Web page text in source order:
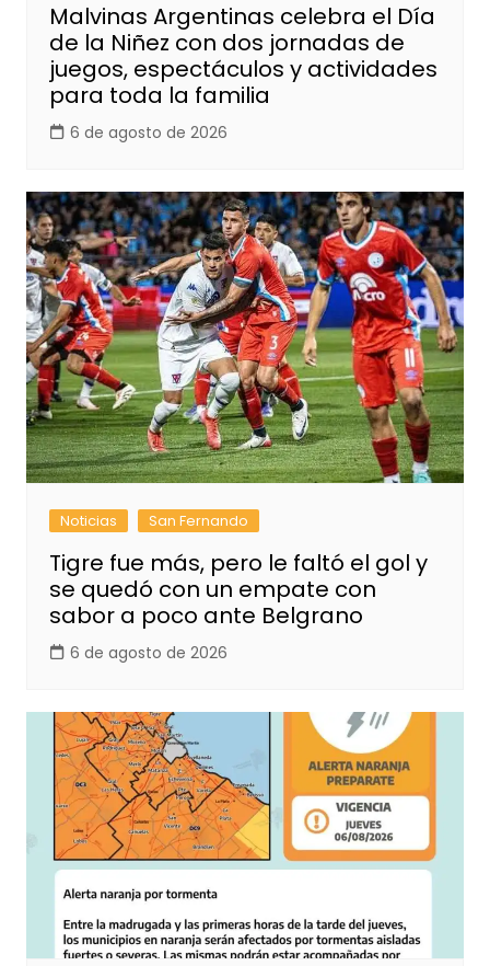
Malvinas Argentinas celebra el Día
de la Niñez con dos jornadas de
juegos, espectáculos y actividades
para toda la familia
6 de agosto de 2026
Noticias San Fernando
Tigre fue más, pero le faltó el gol y
se quedó con un empate con
sabor a poco ante Belgrano
6 de agosto de 2026